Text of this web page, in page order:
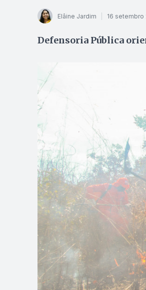
Elâine Jardim 16 setembro
Defensoria Pública